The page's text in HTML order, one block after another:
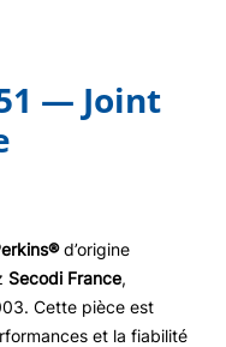
— Joint
d’origine
Secodi France,
Cette pièce est
et la fiabilité